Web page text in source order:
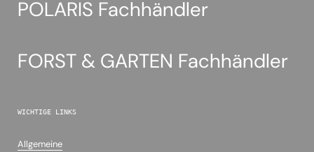
POLARIS Fachhändler
FORST & GARTEN Fachhändler
WICHTIGE LINKS
Allgemeine